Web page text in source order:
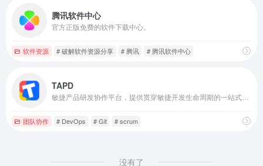
腾讯软件中心
官方正版免费的软件下载中心。
软件资源 # 破解软件资源分享 # 腾讯 # 腾讯软件中心
TAPD
团队协作 # DevOps # Git # scrum
没有了